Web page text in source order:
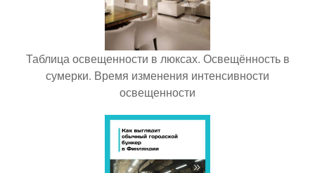
Таблица освещенности в люксах. Освещённость в
сумерки. Время изменения интенсивности
освещенности